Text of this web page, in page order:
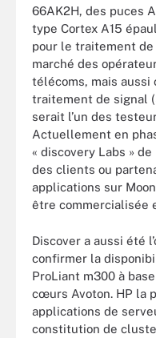
66AK2H, des puces
type Cortex A15
pour le traitement de
marché des
télécoms, mais
traitement de signal
serait l’un des
Actuellement en
« discovery Labs »
des clients ou
applications sur
être commercialisée
Discover a aussi été
confirmer la
ProLiant m300 à
cœurs Avoton. HP la
applications de
constitution de